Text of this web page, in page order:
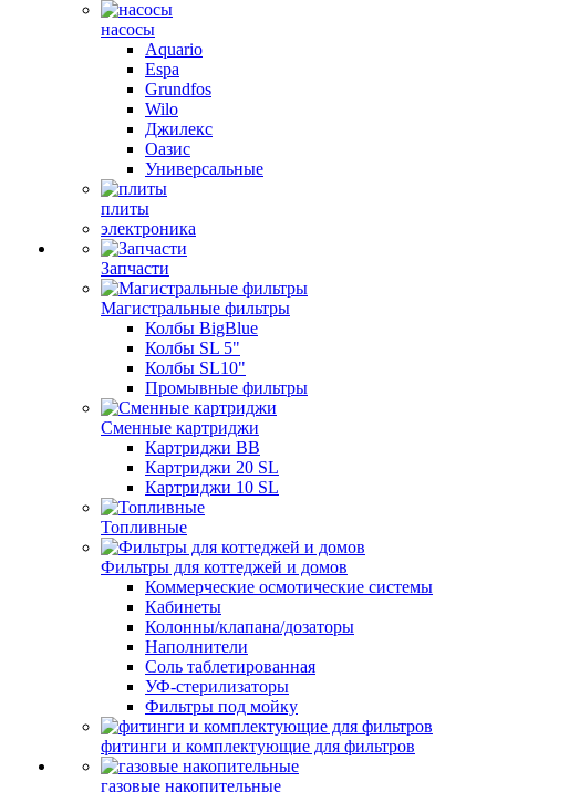
насосы
Aquario
Espa
Grundfos
Wilo
Джилекс
Оазис
Универсальные
плиты
электроника
Запчасти
Магистральные фильтры
Колбы BigBlue
Колбы SL 5"
Колбы SL10"
Промывные фильтры
Сменные картриджи
Картриджи BB
Картриджи 20 SL
Картриджи 10 SL
Топливные
Фильтры для коттеджей и домов
Коммерческие осмотические системы
Кабинеты
Колонны/клапана/дозаторы
Наполнители
Соль таблетированная
УФ-стерилизаторы
Фильтры под мойку
фитинги и комплектующие для фильтров
газовые накопительные